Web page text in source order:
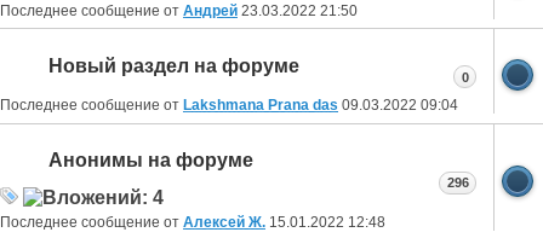
Последнее сообщение от Aндрей 23.03.2022 21:50
Новый раздел на форуме
Последнее сообщение от Lakshmana Prana das 09.03.2022 09:04
0
Анонимы на форуме
Последнее сообщение от Алексей Ж. 15.01.2022 12:48
296